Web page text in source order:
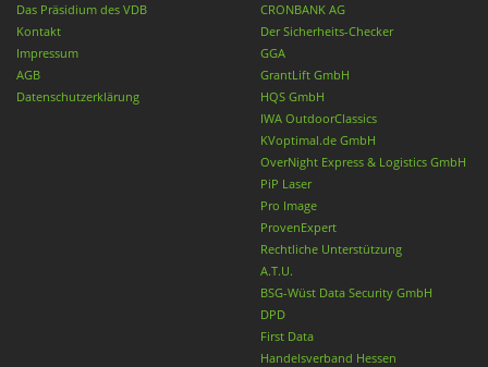
Das Präsidium des VDB
Kontakt
Impressum
AGB
Datenschutzerklärung
CRONBANK AG
Der Sicherheits-Checker
GGA
GrantLift GmbH
HQS GmbH
IWA OutdoorClassics
KVoptimal.de GmbH
OverNight Express & Logistics GmbH
PiP Laser
Pro Image
ProvenExpert
Rechtliche Unterstützung
A.T.U.
BSG-Wüst Data Security GmbH
DPD
First Data
Handelsverband Hessen